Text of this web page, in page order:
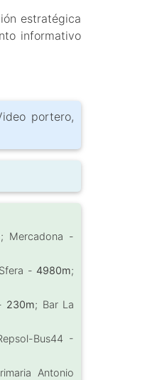
estratégica
informativo
portero,
; Mercadona -
-4980m;
230m; Bar La
Bus44 -
Antonio